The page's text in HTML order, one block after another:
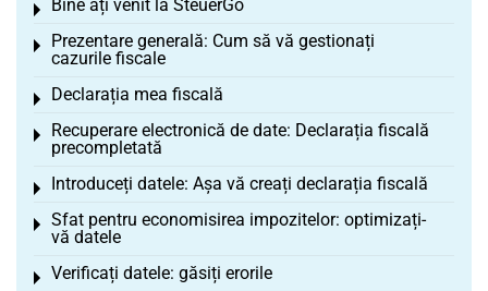
Bine ați venit la SteuerGo
Toggle menu
Prezentare generală: Cum să vă gestionați
cazurile fiscale
Toggle menu
Declarația mea fiscală
Toggle menu
Recuperare electronică de date: Declarația fiscală
precompletată
Toggle menu
Introduceți datele: Așa vă creați declarația fiscală
Toggle menu
Sfat pentru economisirea impozitelor: optimizați-
vă datele
Toggle menu
Verificați datele: găsiți erorile
Toggle menu